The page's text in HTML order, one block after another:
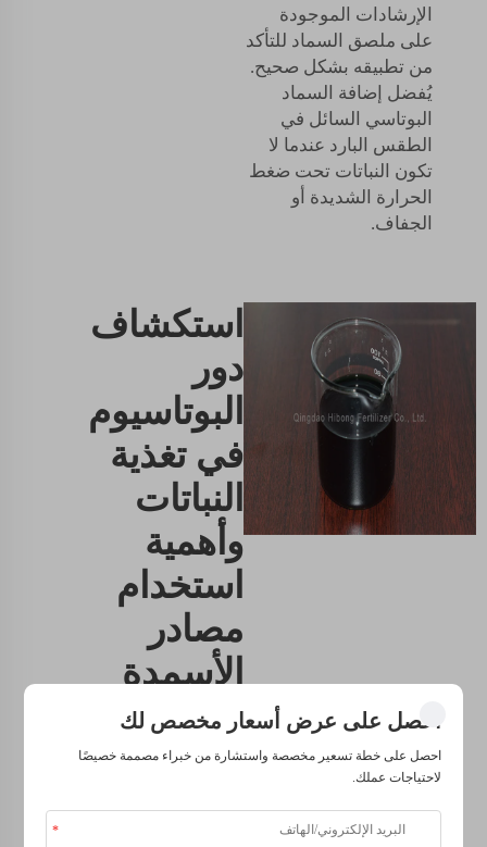
الإرشادات الموجودة
على ملصق السماد للتأكد
من تطبيقه بشكل صحيح.
يُفضل إضافة السماد
البوتاسي السائل في
الطقس البارد عندما لا
تكون النباتات تحت ضغط
الحرارة الشديدة أو
الجفاف.
استكشاف
دور
البوتاسيوم
في تغذية
النباتات
وأهمية
استخدام
مصادر
الأسمدة
السائلة
احصل على عرض أسعار مخصص لك
احصل على خطة تسعير مخصصة واستشارة من خبراء مصممة خصيصًا
لاحتياجات عملك.